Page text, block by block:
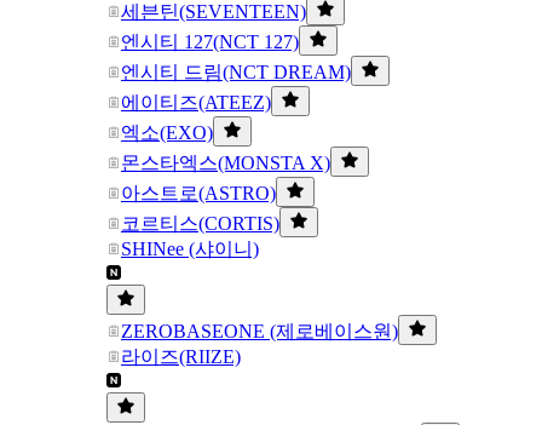
세븐틴(SEVENTEEN)
엔시티 127(NCT 127)
엔시티 드림(NCT DREAM)
에이티즈(ATEEZ)
엑소(EXO)
몬스타엑스(MONSTA X)
아스트로(ASTRO)
코르티스(CORTIS)
SHINee (샤이니)
ZEROBASEONE (제로베이스원)
라이즈(RIIZE)